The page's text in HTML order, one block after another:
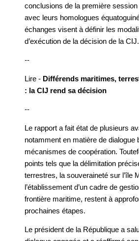
conclusions de la première
avec leurs homologues
échanges visent à définir les
d’exécution de la décision de la CIJ.
--
Lire - Différends maritimes,
: la CIJ rend sa décision
--
Le rapport a fait état de plusieurs
notamment en matière de dialogue
mécanismes de coopération.
points tels que la délimitation
terrestres, la souveraineté sur l’île
l’établissement d’un cadre de
frontière maritime, restent à
prochaines étapes.
Le président de la République a